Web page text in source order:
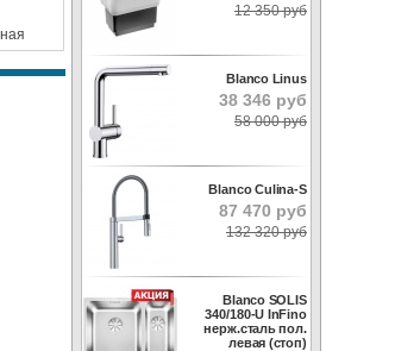
12 350 руб
Blanco Linus
38 346 руб
58 000 руб
Blanco Culina-S
87 470 руб
132 320 руб
Blanco SOLIS
340/180-U InFino
нерж.сталь пол.
левая (стоп)